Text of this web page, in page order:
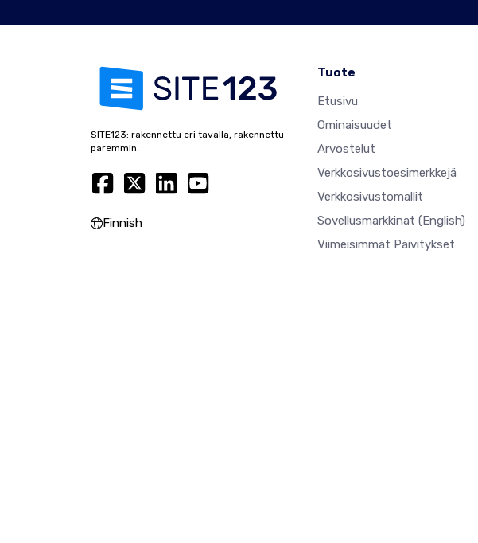
SITE123: rakennettu eri tavalla, rakennettu
paremmin.
Finnish
Tuote
Etusivu
Ominaisuudet
Arvostelut
Verkkosivustoesimerkkejä
Verkkosivustomallit
Sovellusmarkkinat (English)
Viimeisimmät Päivitykset